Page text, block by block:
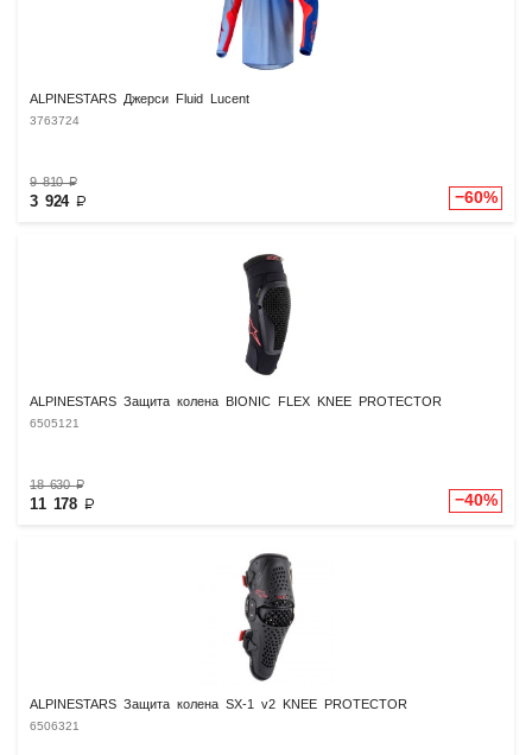
ALPINESTARS Джерси Fluid Lucent
3763724
9 810₽
3 924 ₽ −60%
ALPINESTARS Защита колена BIONIC FLEX KNEE PROTECTOR
6505121
18 630₽
11 178 ₽ −40%
ALPINESTARS Защита колена SX-1 v2 KNEE PROTECTOR
6506321